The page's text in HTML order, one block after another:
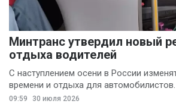
Минтранс утвердил новый
отдыха водителей
С наступлением осени в России
времени и отдыха для автомобилистов.
09:59 30 июля 2026